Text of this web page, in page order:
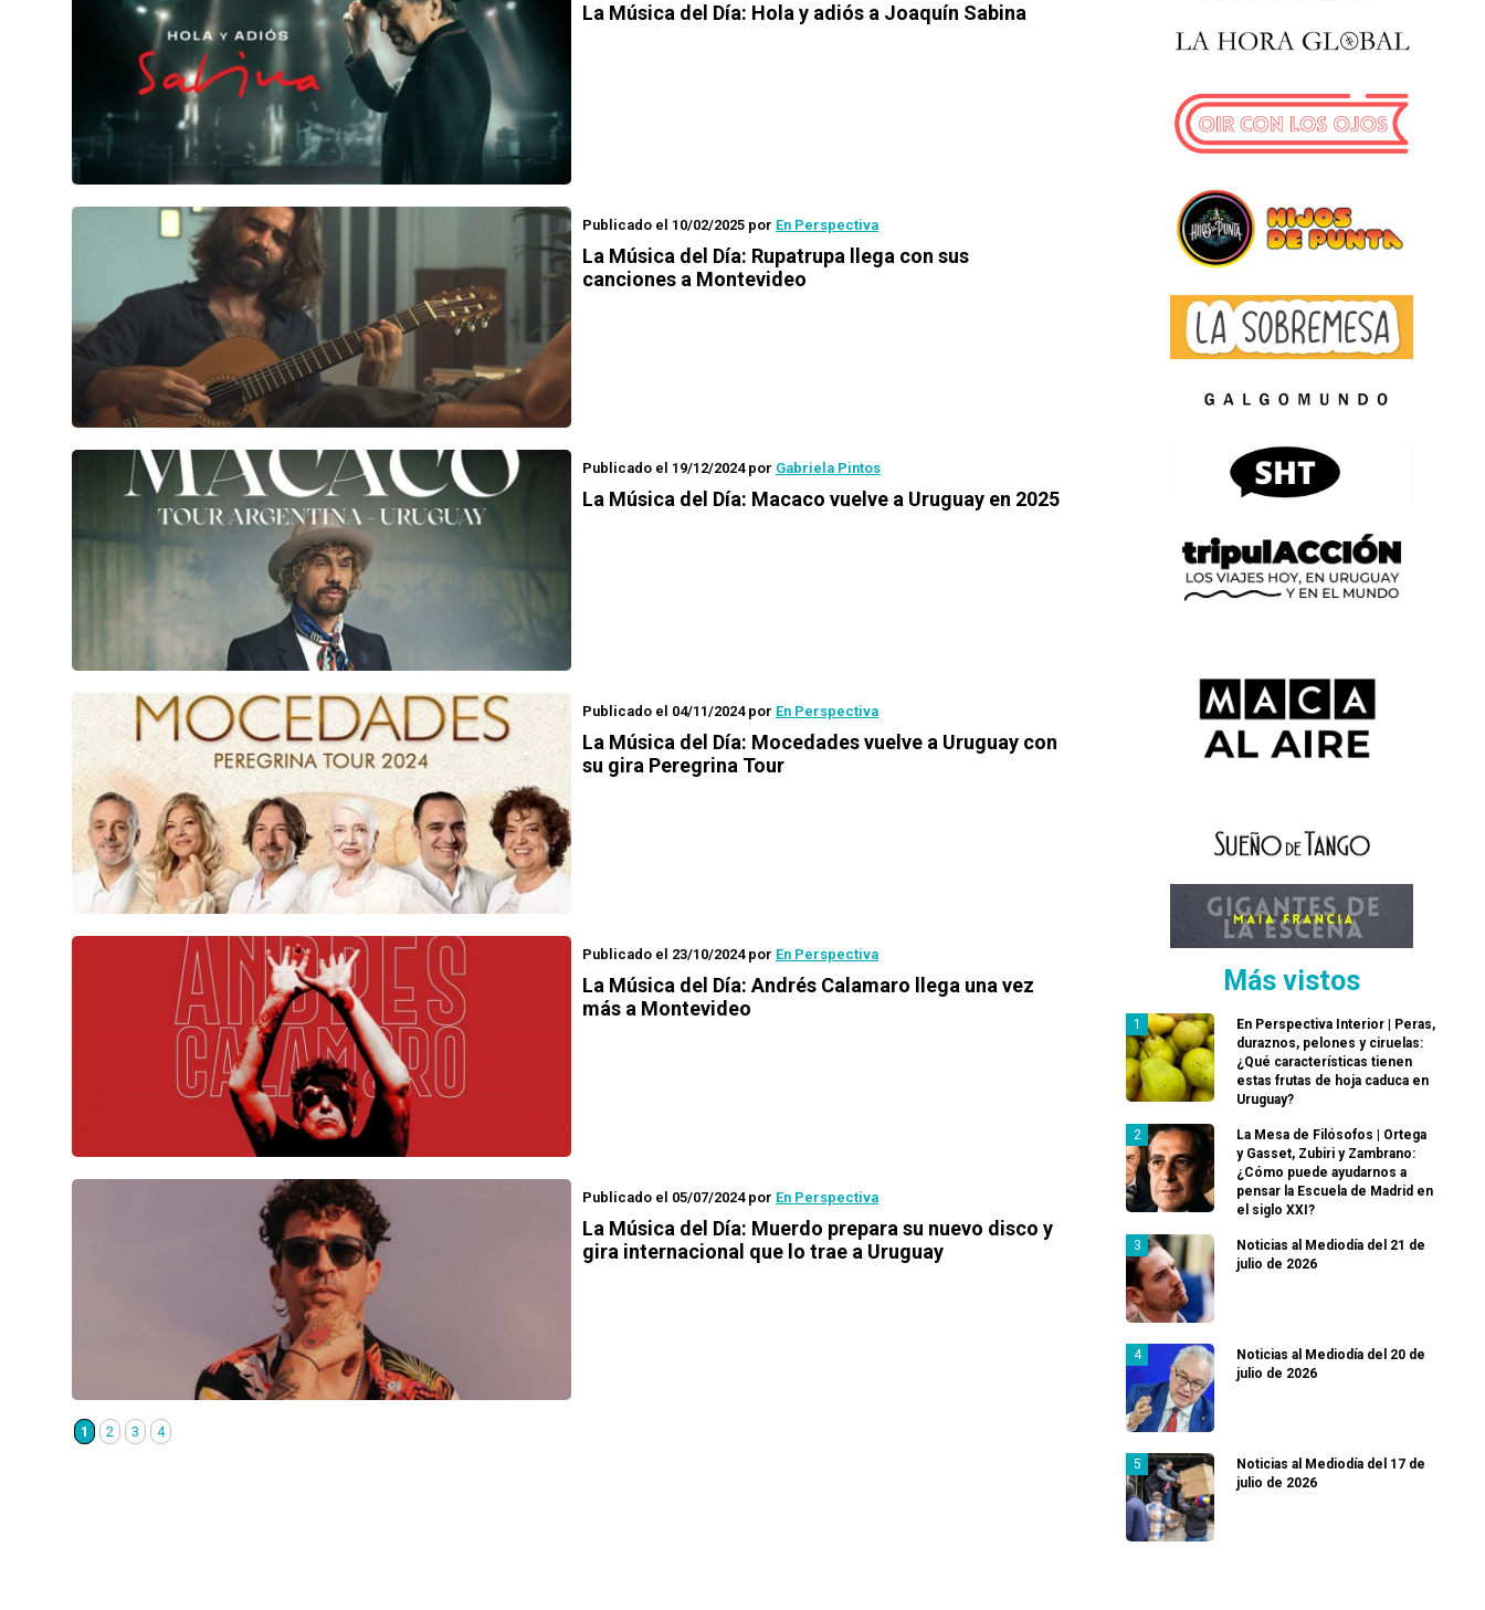
La Música del Día: Hola y adiós a Joaquín Sabina
Publicado el 10/02/2025 por En Perspectiva
La Música del Día: Rupatrupa llega con sus
canciones a Montevideo
Publicado el 19/12/2024por Gabriela Pintos
La Música del Día: Macaco vuelve a Uruguay en 2025
Publicado el 04/11/2024por En Perspectiva
La Música del Día: Mocedades vuelve a Uruguay con
su gira Peregrina Tour
Publicado el 23/10/2024por En Perspectiva
La Música del Día: Andrés Calamaro llega una vez
más a Montevideo
Publicado el 05/07/2024por En Perspectiva
La Música del Día: Muerdo prepara su nuevo disco y
gira internacional que lo trae a Uruguay
1 2 3 4
Más vistos
En Perspectiva Interior | Peras,
duraznos, pelones y ciruelas:
¿Qué características tienen
estas frutas de hoja caduca en
Uruguay?
La Mesa de Filósofos | Ortega
y Gasset, Zubiri y Zambrano:
¿Cómo puede ayudarnos a
pensar la Escuela de Madrid en
el siglo XXI?
Noticias al Mediodía del 21 de
julio de 2026
Noticias al Mediodía del 20 de
julio de 2026
Noticias al Mediodía del 17 de
julio de 2026